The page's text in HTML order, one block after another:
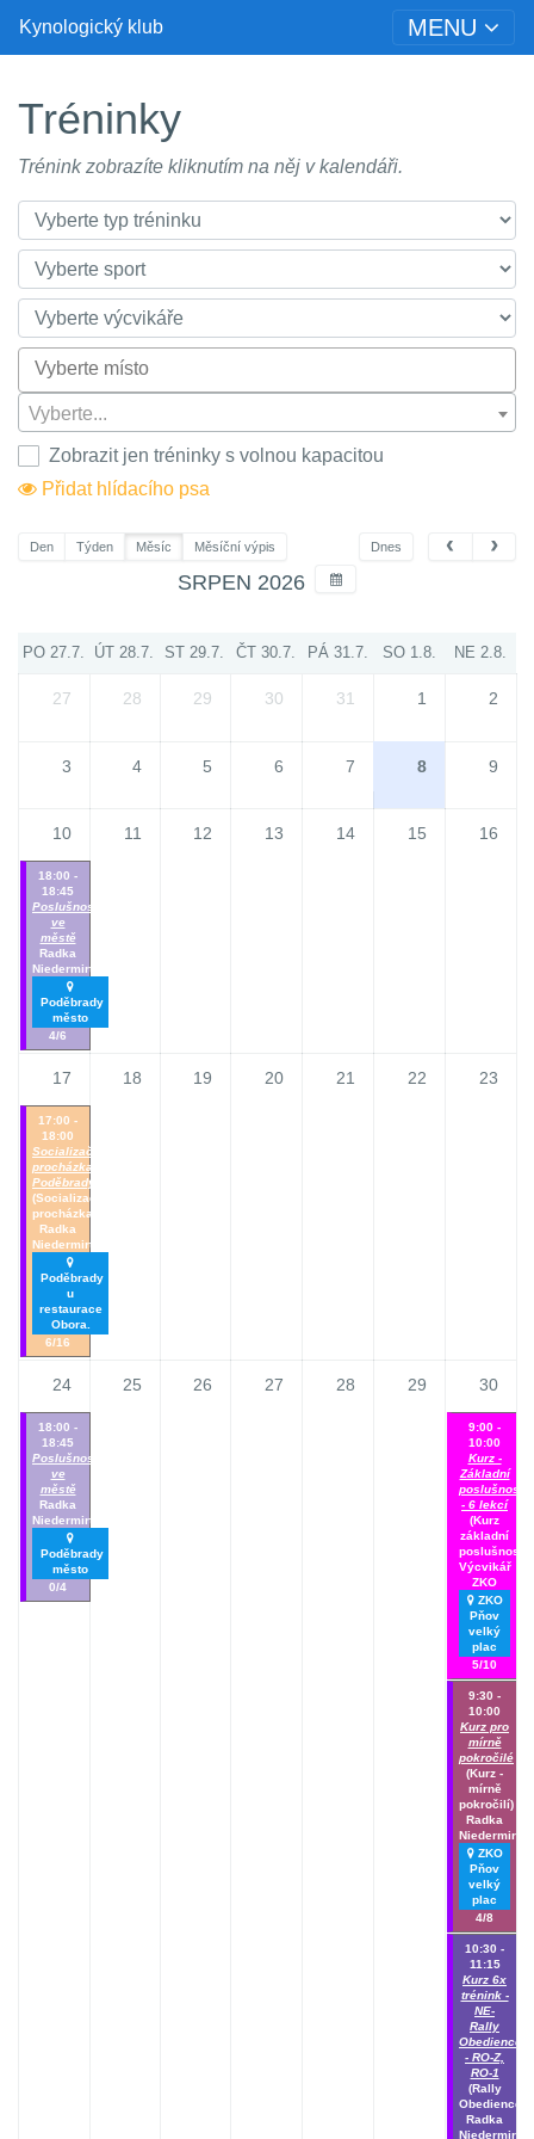
Kynologický klub MENU
Tréninky
Trénink zobrazíte kliknutím na něj v kalendáři.
Vyberte...
Zobrazit jen tréninky s volnou kapacitou
Přidat hlídacího psa
Den Týden Měsíc Měsíční výpis Dnes
SRPEN 2026
PO 27.7. ÚT 28.7. ST 29.7. ČT 30.7. PÁ 31.7. SO 1.8. NE 2.8.
27 28 29 30 31 1 2
3 4 5 6 7 8 9
10 11 12 13 14 15 16
18:00 -
18:45
Poslušnost
ve
městě
Radka
Niedermirtlová
Poděbrady
město
4/6
17 18 19 20 21 22 23
17:00 -
18:00
Socializační
procházka
Poděbrady
(Socializačni
procházka)
Radka
Niedermirtlová
Poděbrady
u
restaurace
Obora.
6/16
24 25 26 27 28 29 30
18:00 -
18:45
Poslušnost
ve
městě
Radka
Niedermirtlová
Poděbrady
město
0/4
9:00 -
10:00
Kurz -
Základní
poslušnost
- 6 lekcí
(Kurz
základní
poslušnosti)
Výcvikář
ZKO
ZKO
Pňov
velký
plac
5/10
9:30 -
10:00
Kurz pro
mírně
pokročilé
(Kurz -
mírně
pokročilí)
Radka
ZKO
Pňov
velký
plac
4/8
10:30 -
11:15
Kurz 6x
trénink -
NE-
Rally
Obedience
- RO-Z,
RO-1
(Rally
Obedience)
Radka